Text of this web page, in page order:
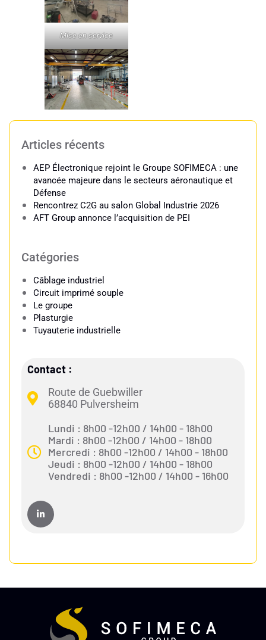
Mise en service
Articles récents
AEP Électronique rejoint le Groupe SOFIMECA : une
avancée majeure dans le secteurs aéronautique et
Défense
Rencontrez C2G au salon Global Industrie 2026
AFT Group annonce l’acquisition de PEI
Catégories
Câblage industriel​
Circuit imprimé souple
Le groupe
Plasturgie
Tuyauterie industrielle​
Contact :
Route de Guebwiller
68840 Pulversheim
Lundi : 8h00 -12h00 / 14h00 - 18h00
Mardi : 8h00 -12h00 / 14h00 - 18h00
Mercredi : 8h00 -12h00 / 14h00 - 18h00
Jeudi : 8h00 -12h00 / 14h00 - 18h00
Vendredi : 8h00 -12h00 / 14h00 - 16h00